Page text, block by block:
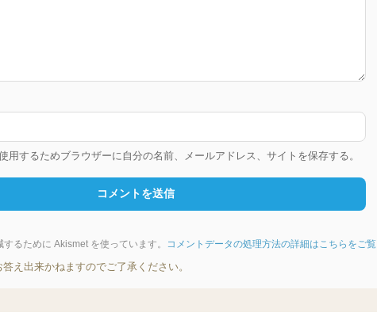
用するためブラウザーに自分の名前、メールアドレス、サイトを保存する。
るために Akismet を使っています。
コメントデータの処理方法の詳細はこちらをご覧
え出来かねますのでご了承ください。